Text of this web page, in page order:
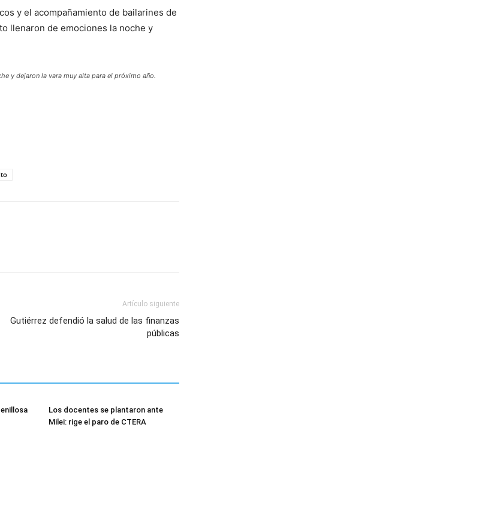
y el acompañamiento de bailarines de
llenaron de emociones la noche y
y dejaron la vara muy alta para el próximo año.
Artículo siguiente
Gutiérrez defendió la salud de las finanzas
públicas
Los docentes se plantaron ante
Milei: rige el paro de CTERA